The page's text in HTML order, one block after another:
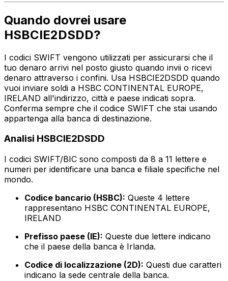
Quando dovrei usare
HSBCIE2DSDD?
I codici SWIFT vengono utilizzati per assicurarsi che il
tuo denaro arrivi nel posto giusto quando invii o ricevi
denaro attraverso i confini. Usa HSBCIE2DSDD quando
vuoi inviare soldi a HSBC CONTINENTAL EUROPE,
IRELAND all'indirizzo, città e paese indicati sopra.
Conferma sempre che il codice SWIFT che stai usando
appartenga alla banca di destinazione.
Analisi HSBCIE2DSDD
I codici SWIFT/BIC sono composti da 8 a 11 lettere e
numeri per identificare una banca e filiale specifiche nel
mondo.
Codice bancario (HSBC): Queste 4 lettere
rappresentano HSBC CONTINENTAL EUROPE,
IRELAND
Prefisso paese (IE): Queste due lettere indicano
che il paese della banca è Irlanda.
Codice di localizzazione (2D): Questi due caratteri
indicano la sede centrale della banca.